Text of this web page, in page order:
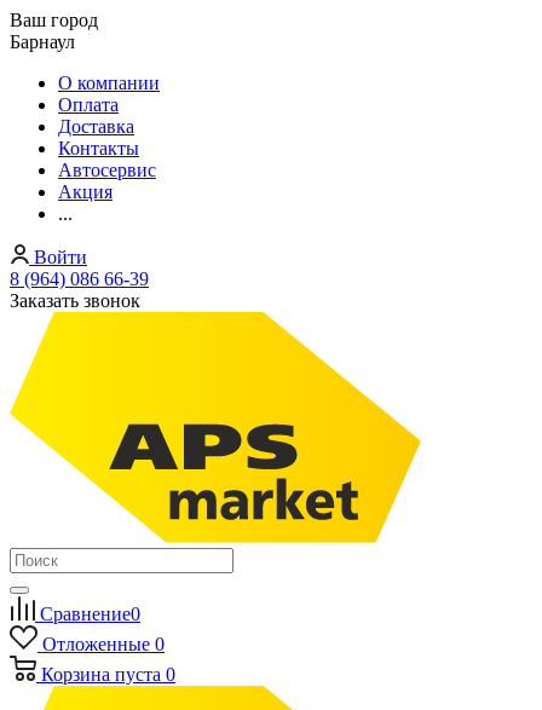
Ваш город
Барнаул
О компании
Оплата
Доставка
Контакты
Автосервис
Акция
...
Войти
8 (964) 086 66-39
Заказать звонок
Сравнение0
Отложенные 0
Корзина пуста 0